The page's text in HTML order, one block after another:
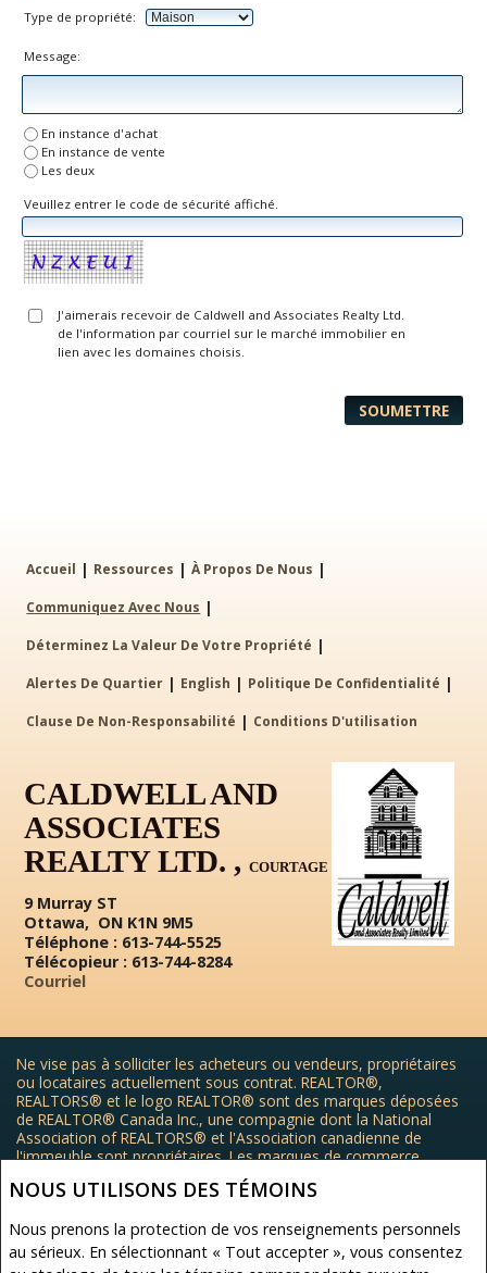
NOUS UTILISONS DES TÉMOINS
Nous prenons la protection de vos renseignements personnels
au sérieux. En sélectionnant « Tout accepter », vous consentez
Type de propriété:
Message:
En instance d'achat
En instance de vente
Les deux
Veuillez entrer le code de sécurité affiché.
J'aimerais recevoir de Caldwell and Associates Realty Ltd.
de l'information par courriel sur le marché immobilier en
lien avec les domaines choisis.
Accueil | Ressources | À Propos De Nous |
Communiquez Avec Nous |
Déterminez La Valeur De Votre Propriété |
Alertes De Quartier | English | Politique De Confidentialité |
Clause De Non-Responsabilité | Conditions D'utilisation
CALDWELL AND
ASSOCIATES
REALTY LTD. ,COURTAGE
9 Murray ST
Ottawa, ON K1N 9M5
Téléphone : 613-744-5525
Télécopieur : 613-744-8284
Courriel
Ne vise pas à solliciter les acheteurs ou vendeurs, propriétaires
ou locataires actuellement sous contrat. REALTOR®,
REALTORS® et le logo REALTOR® sont des marques déposées
de REALTOR® Canada Inc., une compagnie dont la National
Association of REALTORS® et l'Association canadienne de
l'immeuble sont propriétaires. Les marques de commerce
REALTOR® servent à distinguer les services immobiliers offerts
par les courtiers et agents d'immeuble en tant que membres de
agences®, et leurs logos respectifs sont la propriété de l'ACI, et
ils servent à identifier les services immobiliers que fournissent
les courtiers et agents d'immeuble membres de l'ACI.